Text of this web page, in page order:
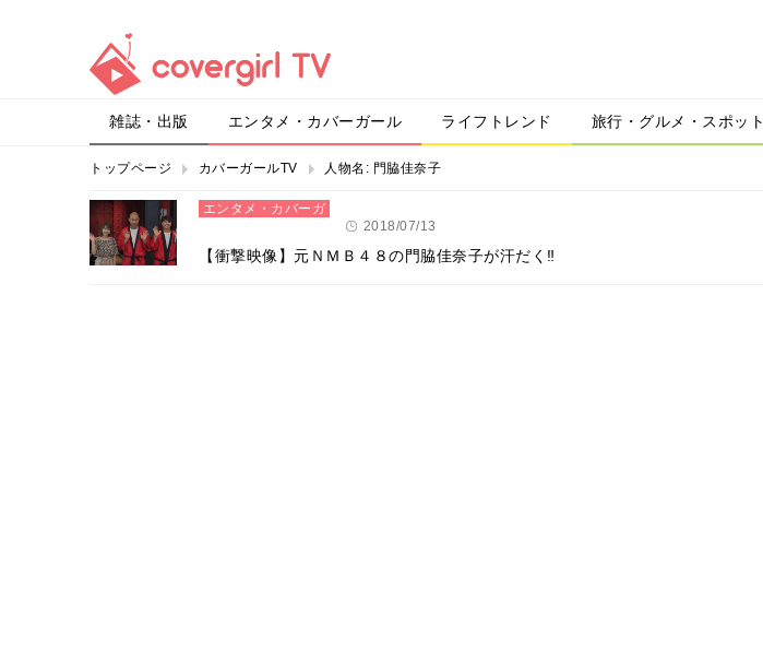
雑誌・出版 エンタメ・カバーガール ライフトレンド 旅行・グルメ・スポット
トップページ カバーガールTV 人物名: 門脇佳奈子
エンタメ・カバーガ
2018/07/13
【衝撃映像】元ＮＭＢ４８の門脇佳奈子が汗だく‼